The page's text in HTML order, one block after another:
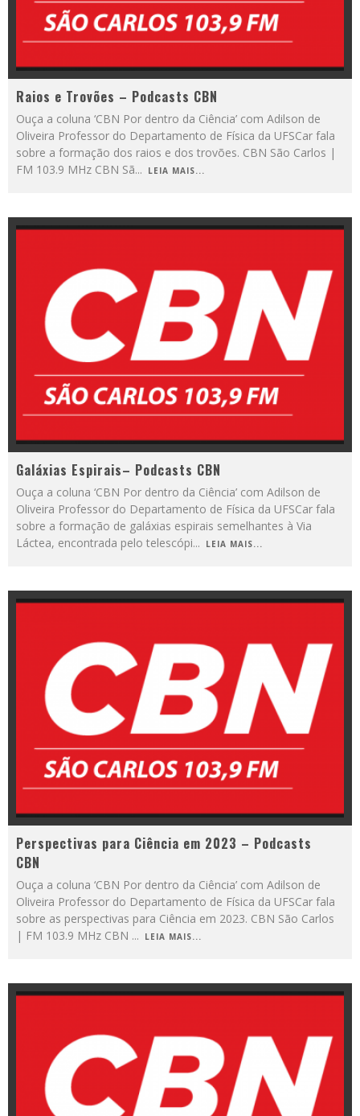
Raios e Trovões – Podcasts CBN
Ouça a coluna ‘CBN Por dentro da Ciência’ com Adilson de
Oliveira Professor do Departamento de Física da UFSCar fala
sobre a formação dos raios e dos trovões. CBN São Carlos |
FM 103.9 MHz CBN Sã... LEIA MAIS...
Galáxias Espirais– Podcasts CBN
Ouça a coluna ‘CBN Por dentro da Ciência’ com Adilson de
Oliveira Professor do Departamento de Física da UFSCar fala
sobre a formação de galáxias espirais semelhantes à Via
Láctea, encontrada pelo telescópi... LEIA MAIS...
Perspectivas para Ciência em 2023 – Podcasts
CBN
Ouça a coluna ‘CBN Por dentro da Ciência’ com Adilson de
Oliveira Professor do Departamento de Física da UFSCar fala
sobre as perspectivas para Ciência em 2023. CBN São Carlos
| FM 103.9 MHz CBN ... LEIA MAIS...